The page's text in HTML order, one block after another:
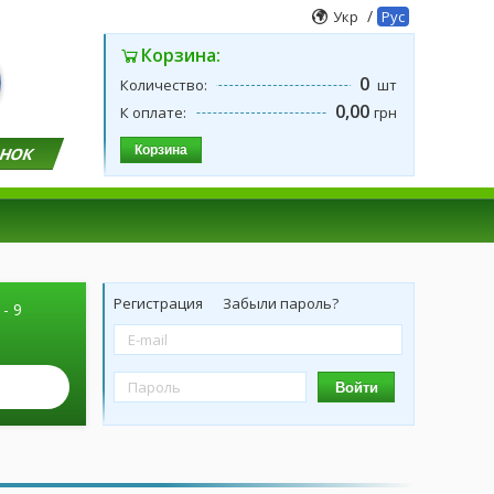
Укр / Рус
Корзина:
Количество: 0 шт
К оплате:
0,00 грн
Корзина
9
Регистрация Забыли пароль?
Войти